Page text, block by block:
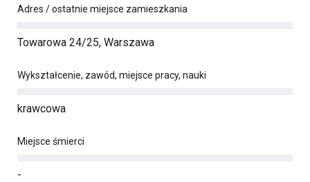
Adres / ostatnie miejsce zamieszkania
Towarowa 24/25, Warszawa
Wykształcenie, zawód, miejsce pracy, nauki
krawcowa
Miejsce śmierci
-